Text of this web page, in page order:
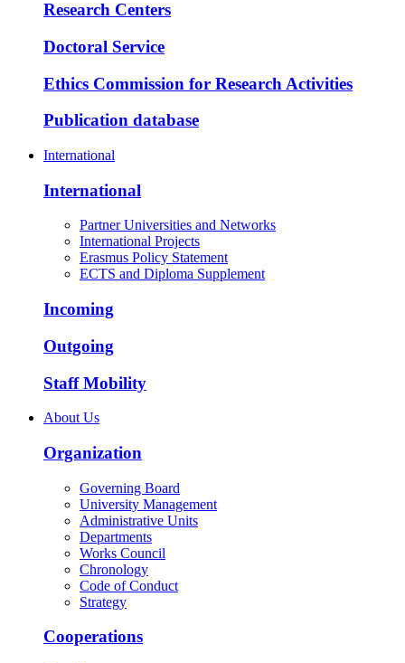
Research Centers
Doctoral Service
Ethics Commission for Research Activities
Publication database
International
International
Partner Universities and Networks
International Projects
Erasmus Policy Statement
ECTS and Diploma Supplement
Incoming
Outgoing
Staff Mobility
About Us
Organization
Governing Board
University Management
Administrative Units
Departments
Works Council
Chronology
Code of Conduct
Strategy
Cooperations